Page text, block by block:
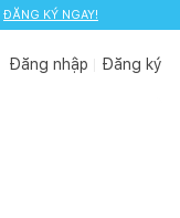
ĐĂNG KÝ NGAY!
Đăng nhập Đăng ký